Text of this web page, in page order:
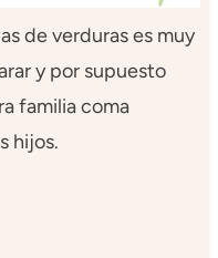
de verduras es muy
y por supuesto
familia coma
hijos.